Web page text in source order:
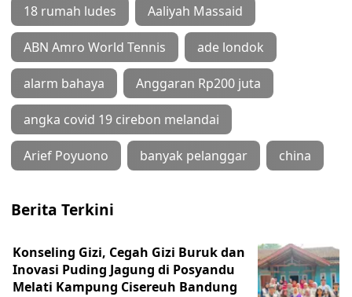
18 rumah ludes Aaliyah Massaid
ABN Amro World Tennis ade londok
alarm bahaya Anggaran Rp200 juta
angka covid 19 cirebon melandai
Arief Poyuono banyak pelanggar china
Berita Terkini
Konseling Gizi, Cegah Gizi Buruk dan
Inovasi Puding Jagung di Posyandu
Melati Kampung Cisereuh Bandung